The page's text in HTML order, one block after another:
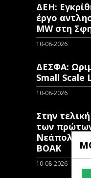
ΔΕΗ:
έργο
MW στη
10-08-2026
ΔΕΣΦΑ:
Small Scale
10-08-2026
Στην
των
Νεάπολη –
ΒΟΑΚ
10-08-2026